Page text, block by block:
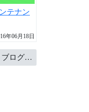
テナン
年06月18日
ブログ…